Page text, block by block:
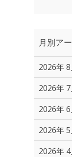
月別ア
2026年 8
2026年 7
2026年 6
2026年 5
2026年 4